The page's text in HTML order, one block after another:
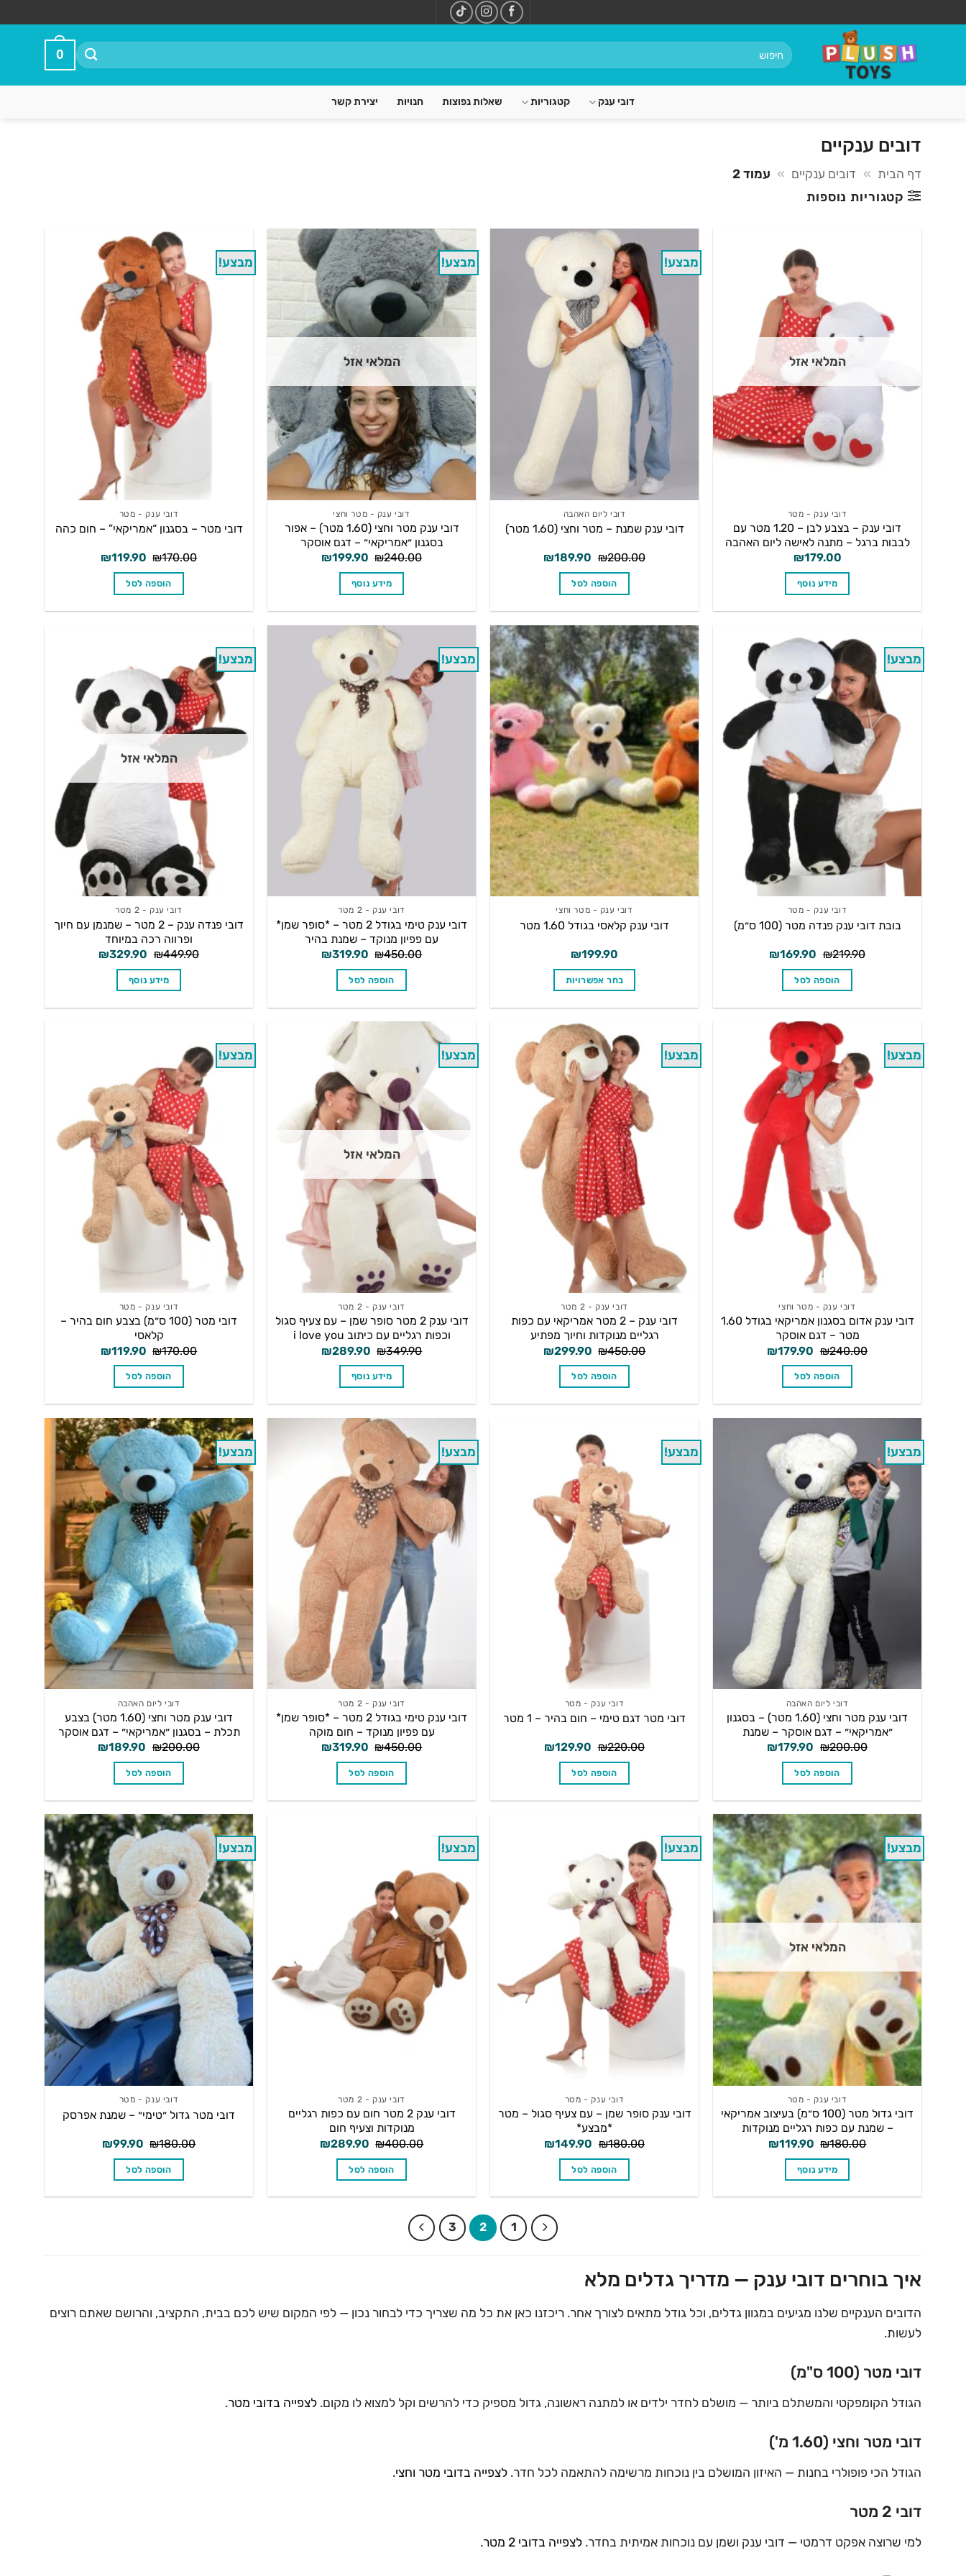
חיפוש
עבור:
0
דובי ענק קטגוריות שאלות נפוצות חנויות יצירת קשר
דובים ענקיים
דף הבית » דובים ענקיים » עמוד 2
קטגוריות נוספות
המלאי אזל
דובי ענק - מטר
דובי ענק – בצבע לבן – 1.20 מטר עם
לבבות ברגל – מתנה לאישה ליום האהבה
₪179.00
מידע נוסף
מבצע!
דובי ליום האהבה
דובי ענק שמנת – מטר וחצי (1.60 מטר)
₪200.00 המחיר
היה:
₪200.00.
₪189.90 המחיר
הוספה לסל
מבצע!
המלאי אזל
דובי ענק - מטר וחצי
דובי ענק מטר וחצי (1.60 מטר) – אפור
בסגנון ״אמריקאי״ – דגם אוסקר
₪240.00 המחיר
היה:
₪240.00.
₪199.90
מידע נוסף
מבצע!
דובי ענק - מטר
דובי מטר – בסגנון “אמריקאי” – חום כהה
₪170.00 המחיר
היה:
₪170.00.
₪119.90
הוספה לסל
מבצע!
דובי ענק - מטר
בובת דובי ענק פנדה מטר (100 ס״מ)
₪219.90 המחיר
היה:
₪219.90.
₪169.90 המחיר
הוספה לסל
דובי ענק - מטר וחצי
דובי ענק קלאסי בגודל 1.60 מטר
₪199.90
בחר אפשרויות
יש
מספר
סוגים.
ניתן
לבחור
את
האפשרויות
בעמוד
המוצר
מבצע!
דובי ענק - 2 מטר
דובי ענק טימי בגודל 2 מטר – *סופר שמן*
עם פפיון מנוקד – שמנת בהיר
₪450.00 המחיר
היה:
₪450.00.
₪319.90
הוספה לסל
מבצע!
המלאי אזל
דובי ענק - 2 מטר
דובי פנדה ענק – 2 מטר – שמנמן עם חיוך
ופרווה רכה במיוחד
₪449.90 המחיר
היה:
₪449.90.
₪329.90 המחיר
מידע נוסף
מבצע!
דובי ענק - מטר וחצי
דובי ענק אדום בסגנון אמריקאי בגודל 1.60
מטר – דגם אוסקר
₪240.00 המחיר
היה:
₪240.00.
₪179.90 המחיר
הוספה לסל
מבצע!
דובי ענק - 2 מטר
דובי ענק – 2 מטר אמריקאי עם כפות
רגליים מנוקדות וחיוך מפתיע
₪450.00 המחיר
היה:
₪450.00.
₪299.90
הוספה לסל
מבצע!
המלאי אזל
דובי ענק - 2 מטר
דובי ענק 2 מטר סופר שמן – עם צעיף סגול
וכפות רגליים עם כיתוב i love you
₪349.90 המחיר
היה:
₪349.90.
₪289.90
מידע נוסף
מבצע!
דובי ענק - מטר
דובי מטר (100 ס״מ) בצבע חום בהיר –
קלאסי
₪170.00 המחיר
היה:
₪170.00.
₪119.90
הוספה לסל
מבצע!
דובי ליום האהבה
דובי ענק מטר וחצי (1.60 מטר) – בסגנון
״אמריקאי״ – דגם אוסקר – שמנת
₪200.00 המחיר
היה:
₪200.00.
₪179.90 המחיר
הוספה לסל
מבצע!
דובי ענק - מטר
דובי מטר דגם טימי – חום בהיר – 1 מטר
₪220.00 המחיר
היה:
₪220.00.
₪129.90 המחיר
הוספה לסל
מבצע!
דובי ענק - 2 מטר
דובי ענק טימי בגודל 2 מטר – *סופר שמן*
עם פפיון מנוקד – חום מוקה
₪450.00 המחיר
היה:
₪450.00.
₪319.90
הוספה לסל
מבצע!
דובי ליום האהבה
דובי ענק מטר וחצי (1.60 מטר) בצבע
תכלת – בסגנון ״אמריקאי״ – דגם אוסקר
₪200.00 המחיר
היה:
₪200.00.
₪189.90 המחיר
הוספה לסל
מבצע!
המלאי אזל
דובי ענק - מטר
דובי גדול מטר (100 ס״מ) בעיצוב אמריקאי
– שמנת עם כפות רגליים מנוקדות
₪180.00 המחיר
היה:
₪180.00.
₪119.90
מידע נוסף
מבצע!
דובי ענק - מטר
דובי ענק סופר שמן – עם צעיף סגול – מטר
*מבצע*
₪180.00 המחיר
היה:
₪180.00.
₪149.90 המחיר
הוספה לסל
מבצע!
דובי ענק - 2 מטר
דובי ענק 2 מטר חום עם כפות רגליים
מנוקדות וצעיף חום
₪400.00 המחיר
היה:
₪400.00.
₪289.90
הוספה לסל
מבצע!
דובי ענק - מטר
דובי מטר גדול ״טימי״ – שמנת אפרסק
₪180.00 המחיר
היה:
₪180.00.
₪99.90
הוספה לסל
1
2
3
איך בוחרים דובי ענק — מדריך גדלים מלא
הדובים הענקיים שלנו מגיעים במגוון גדלים, וכל גודל מתאים לצורך אחר. ריכזנו כאן את כל מה שצריך כדי לבחור נכון — לפי המקום שיש לכם בבית, התקציב, והרושם שאתם רוצים
לעשות.
דובי מטר (100 ס"מ)
הגודל הקומפקטי והמשתלם ביותר — מושלם לחדר ילדים או למתנה ראשונה, גדול מספיק כדי להרשים וקל למצוא לו מקום. לצפייה בדובי מטר.
דובי מטר וחצי (1.60 מ')
הגודל הכי פופולרי בחנות — האיזון המושלם בין נוכחות מרשימה להתאמה לכל חדר. לצפייה בדובי מטר וחצי.
דובי 2 מטר
למי שרוצה אפקט דרמטי — דובי ענק ושמן עם נוכחות אמיתית בחדר. לצפייה בדובי 2 מטר .